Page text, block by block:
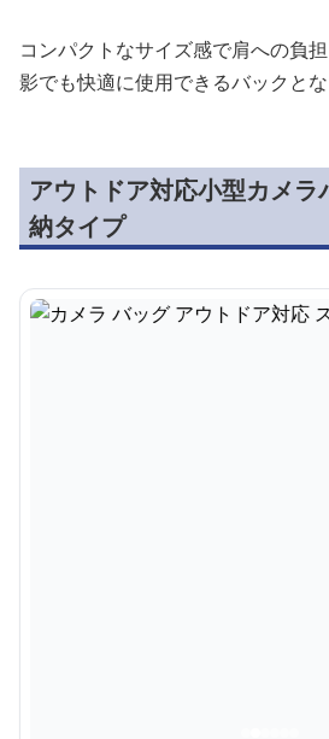
コンパクトなサイズ感で肩への負
影でも快適に使用できるバックとな
アウトドア対応小型カメラ
納タイプ